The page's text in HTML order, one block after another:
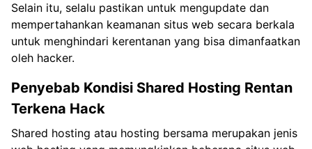
Selain itu, selalu pastikan untuk mengupdate dan
mempertahankan keamanan situs web secara berkala
untuk menghindari kerentanan yang bisa dimanfaatkan
oleh hacker.
Penyebab Kondisi Shared Hosting Rentan
Terkena Hack
Shared hosting atau hosting bersama merupakan jenis